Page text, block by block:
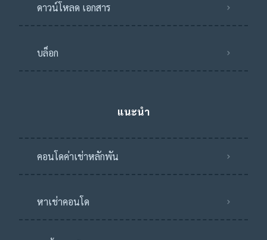
ดาวน์โหลด เอกสาร
บล็อก
แนะนำ
คอนโดค่าเช่าหลักพัน
หาเช่าคอนโด